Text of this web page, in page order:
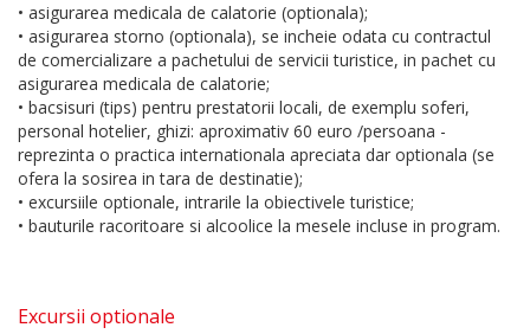
• asigurarea medicala de calatorie (optionala);
• asigurarea storno (optionala), se incheie odata cu contractul
de comercializare a pachetului de servicii turistice, in pachet cu
asigurarea medicala de calatorie;
• bacsisuri (tips) pentru prestatorii locali, de exemplu soferi,
personal hotelier, ghizi: aproximativ 60 euro /persoana -
reprezinta o practica internationala apreciata dar optionala (se
ofera la sosirea in tara de destinatie);
• excursiile optionale, intrarile la obiectivele turistice;
• bauturile racoritoare si alcoolice la mesele incluse in program.
Excursii optionale